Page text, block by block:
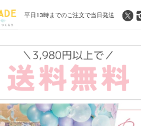
平日13時までのご注文で当日発送